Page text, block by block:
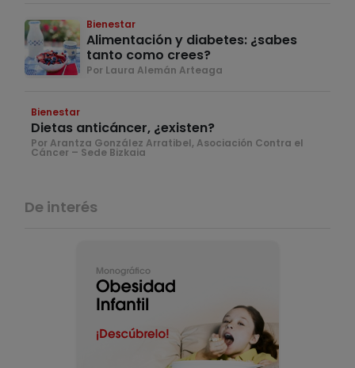
Bienestar
Alimentación y diabetes: ¿sabes
tanto como crees?
Por Laura Alemán Arteaga
Bienestar
Dietas anticáncer, ¿existen?
Por Arantza González Arratibel, Asociación Contra el
Cáncer – Sede Bizkaia
De interés